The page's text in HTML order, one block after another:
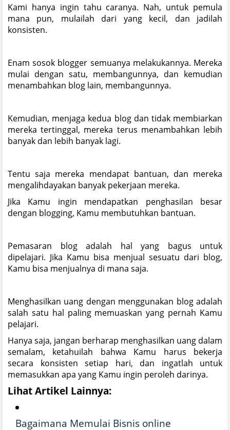
Kami hanya ingin tahu caranya. Nah, untuk pemula
mana pun, mulailah dari yang kecil, dan jadilah
konsisten.
Enam sosok blogger semuanya melakukannya. Mereka
mulai dengan satu, membangunnya, dan kemudian
menambahkan blog lain, membangunnya.
Kemudian, menjaga kedua blog dan tidak membiarkan
mereka tertinggal, mereka terus menambahkan lebih
banyak dan lebih banyak lagi.
Tentu saja mereka mendapat bantuan, dan mereka
mengalihdayakan banyak pekerjaan mereka.
Jika Kamu ingin mendapatkan penghasilan besar
dengan blogging, Kamu membutuhkan bantuan.
Pemasaran blog adalah hal yang bagus untuk
dipelajari. Jika Kamu bisa menjual sesuatu dari blog,
Kamu bisa menjualnya di mana saja.
Menghasilkan uang dengan menggunakan blog adalah
salah satu hal paling memuaskan yang pernah Kamu
pelajari.
Hanya saja, jangan berharap menghasilkan uang dalam
semalam, ketahuilah bahwa Kamu harus bekerja
secara konsisten setiap hari, dan ingatlah untuk
memasukkan apa yang Kamu ingin peroleh darinya.
Lihat Artikel Lainnya:
Bagaimana Memulai Bisnis online